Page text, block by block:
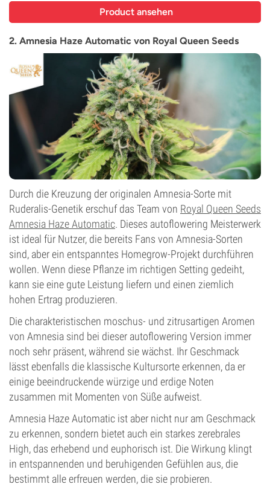
Product ansehen
2. Amnesia Haze Automatic von Royal Queen Seeds
Durch die Kreuzung der originalen Amnesia-Sorte mit
Ruderalis-Genetik erschuf das Team von Royal Queen Seeds
Amnesia Haze Automatic. Dieses autoflowering Meisterwerk
ist ideal für Nutzer, die bereits Fans von Amnesia-Sorten
sind, aber ein entspanntes Homegrow-Projekt durchführen
wollen. Wenn diese Pflanze im richtigen Setting gedeiht,
kann sie eine gute Leistung liefern und einen ziemlich
hohen Ertrag produzieren.
Die charakteristischen moschus- und zitrusartigen Aromen
von Amnesia sind bei dieser autoflowering Version immer
noch sehr präsent, während sie wächst. Ihr Geschmack
lässt ebenfalls die klassische Kultursorte erkennen, da er
einige beeindruckende würzige und erdige Noten
zusammen mit Momenten von Süße aufweist.
Amnesia Haze Automatic ist aber nicht nur am Geschmack
zu erkennen, sondern bietet auch ein starkes zerebrales
High, das erhebend und euphorisch ist. Die Wirkung klingt
in entspannenden und beruhigenden Gefühlen aus, die
bestimmt alle erfreuen werden, die sie probieren.